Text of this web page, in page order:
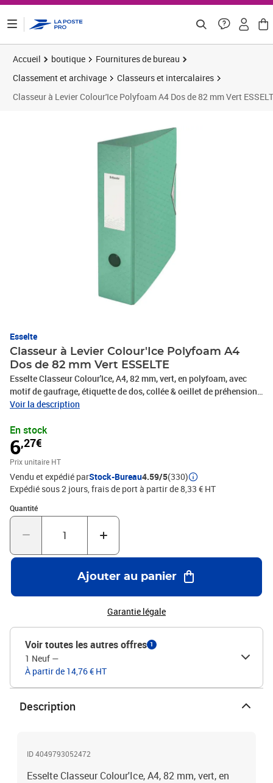
Accueil boutique
Fournitures de bureau
Classement et archivage
Classeurs et intercalaires
Classeur à Levier Colour'Ice Polyfoam A4 Dos de 82 mm Vert
Esselte
Classeur à Levier Colour'Ice Polyfoam A4
Dos de 82 mm Vert ESSELTE
Esselte Classeur Colour'Ice, A4, 82 mm, vert, en polyfoam, avec
motif de gaufrage, étiquette de dos, collée & oeillet de préhension,
sans protection des bords, fermeture avec un élastique,
x (T)290 x (H)318 mm, (626218)
Voir la description
En stock
6,27€
Prix unitaire HT
Vendu et expédié parStock-Bureau4.59/5(330)
Expédié sous 2 jours, frais de port à partir de 8,33 € HT
Quantité
Quantité : 1
Ajouter au panier
Garantie légale
Voir toutes les autres offres 1
1 Neuf —
À partir de 14,76 € HT
Description
ID 4049793052472
Esselte Classeur Colour'Ice, A4, 82 mm, vert, en